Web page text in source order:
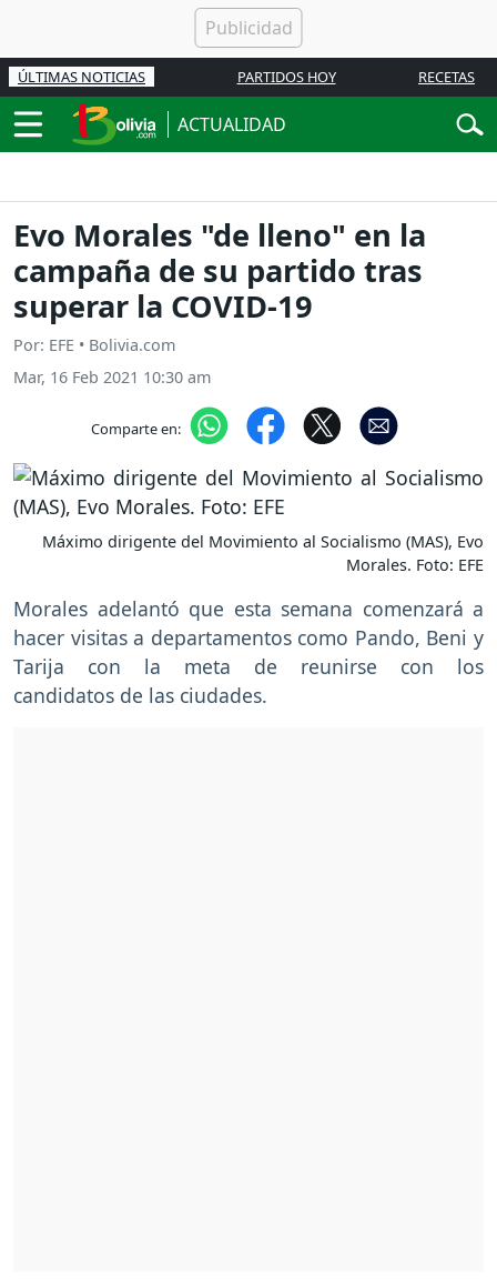
ÚLTIMAS NOTICIAS PARTIDOS HOY RECETAS
ACTUALIDAD
Evo Morales "de lleno" en la
campaña de su partido tras
superar la COVID-19
Por: EFE • Bolivia.com
Mar, 16 Feb 2021 10:30 am
Comparte en:
Máximo dirigente del Movimiento al Socialismo (MAS), Evo
Morales. Foto: EFE
Morales adelantó que esta semana comenzará a
hacer visitas a departamentos como Pando, Beni y
Tarija con la meta de reunirse con los
candidatos de las ciudades.